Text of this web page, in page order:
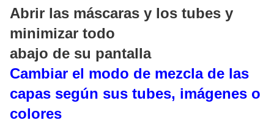
Abrir las máscaras y los tubes y
minimizar todo
abajo de su pantalla
Cambiar el modo de mezcla de las
capas según sus tubes, imágenes o
colores